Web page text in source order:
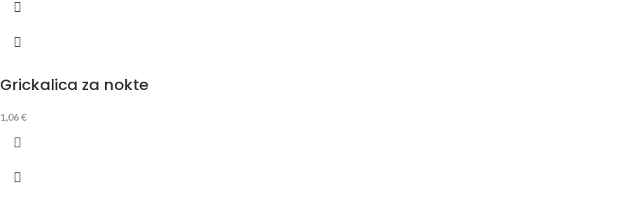
Grickalica za nokte
1,06€